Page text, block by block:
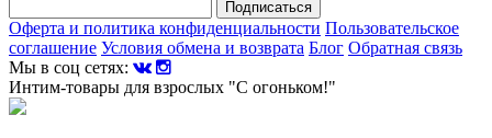
Подписаться
Оферта и политика конфиденциальности Пользовательское
соглашение Условия обмена и возврата Блог Обратная связь
Мы в соц сетях:
Интим-товары для взрослых "С огоньком!"